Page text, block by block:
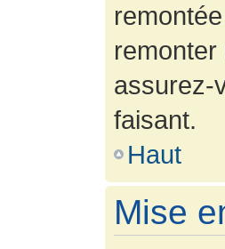
assurez-
faisant.
Haut
Mise